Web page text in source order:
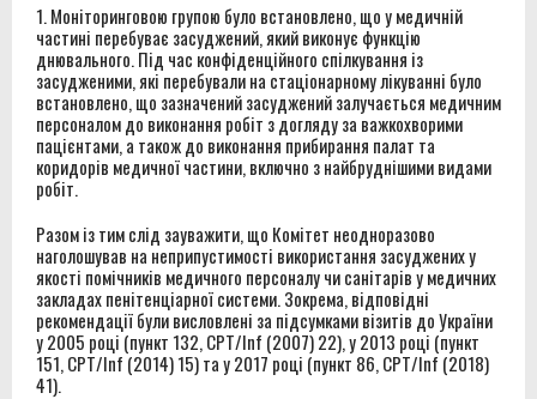
1. Моніторинговою групою було встановлено, що у медичній
частині перебуває засуджений, який виконує функцію
днювального. Під час конфіденційного спілкування із
засудженими, які перебували на стаціонарному лікуванні було
встановлено, що зазначений засуджений залучається медичним
персоналом до виконання робіт з догляду за важкохворими
пацієнтами, а також до виконання прибирання палат та
коридорів медичної частини, включно з найбруднішими видами
робіт.
Разом із тим слід зауважити, що Комітет неодноразово
наголошував на неприпустимості використання засуджених у
якості помічників медичного персоналу чи санітарів у медичних
закладах пенітенціарної системи. Зокрема, відповідні
рекомендації були висловлені за підсумками візитів до України
у 2005 році (пункт 132, CPT/Inf (2007) 22), у 2013 році (пункт
151, CPT/Inf (2014) 15) та у 2017 році (пункт 86, CPT/Inf (2018)
41).